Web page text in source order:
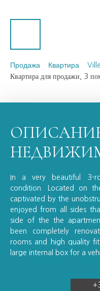
Продажа Квартира
Квартира для продажи, 3
In a very beautiful 3-
condition. Located on
captivated by the
enjoyed from all sides
side of the the
been completely
rooms and high quality
large internal box for a